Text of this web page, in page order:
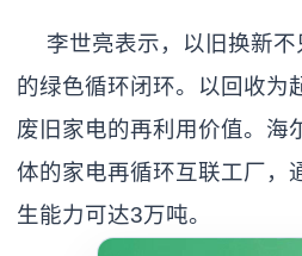
李世亮表示，以旧换新不
的绿色循环闭环。以回收为
废旧家电的再利用价值。海
体的家电再循环互联工厂，
生能力可达3万吨。